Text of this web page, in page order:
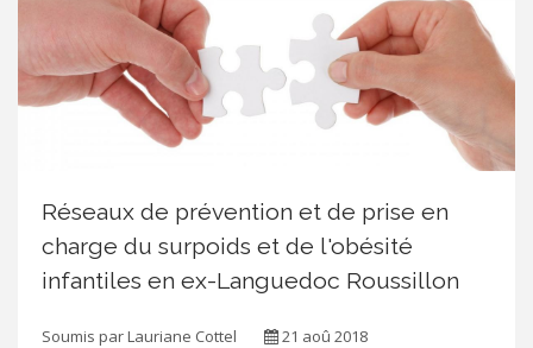
Réseaux de prévention et de prise en
charge du surpoids et de l'obésité
infantiles en ex-Languedoc Roussillon
Soumis parLauriane Cottel 21 aoû 2018